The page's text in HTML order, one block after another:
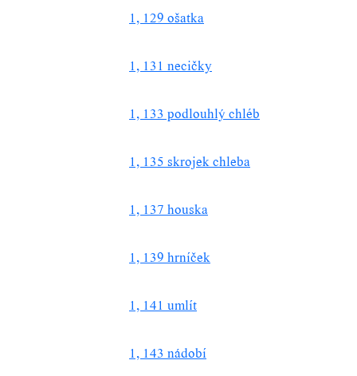
1, 129 ošatka
1, 131 necičky
1, 133 podlouhlý chléb
1, 135 skrojek chleba
1, 137 houska
1, 139 hrníček
1, 141 umlít
1, 143 nádobí